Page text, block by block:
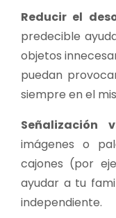
Reducir el
predecible
objetos
puedan
siempre en el
Señalización
imágenes o
cajones (por
ayudar a tu
independiente.